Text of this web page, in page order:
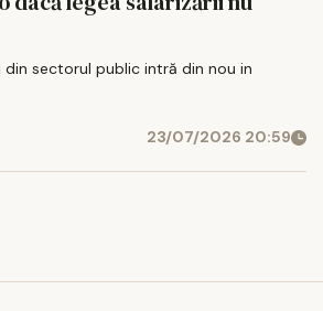
din sectorul public intră din nou in
23/07/2026 20:59